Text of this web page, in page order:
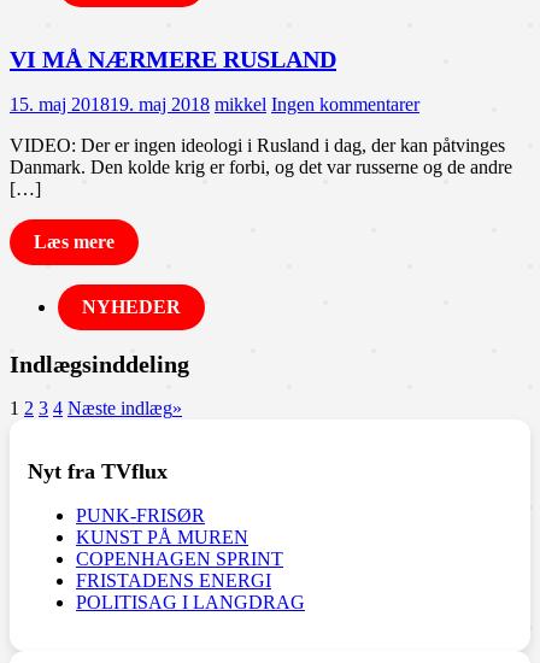
VI MÅ NÆRMERE RUSLAND
15. maj 201819. maj 2018 mikkel Ingen kommentarer
VIDEO: Der er ingen ideologi i Rusland i dag, der kan påtvinges
Danmark. Den kolde krig er forbi, og det var russerne og de andre
[…]
Læs mere
NYHEDER
Indlægsinddeling
1 2 3 4 Næste indlæg»
Nyt fra TVflux
PUNK-FRISØR
KUNST PÅ MUREN
COPENHAGEN SPRINT
FRISTADENS ENERGI
POLITISAG I LANGDRAG